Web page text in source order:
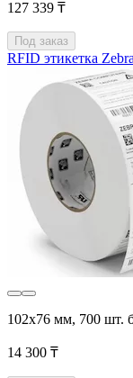
127 339 ₸
Под заказ
RFID этикетка
102х76 мм, 700 шт.
14 300 ₸